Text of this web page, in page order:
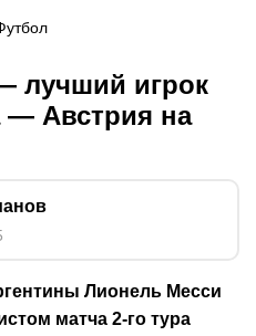
лучший игрок
— Австрия на
Лионель Месси
матча 2-го тура